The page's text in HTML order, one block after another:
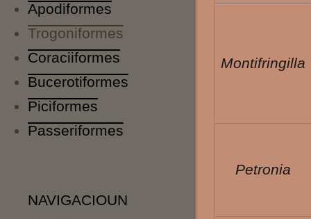
Apodiformes
Trogoniformes
Coraciiformes
Bucerotiformes
Piciformes
Passeriformes
NAVIGACIOUN
Montifringilla
Petronia